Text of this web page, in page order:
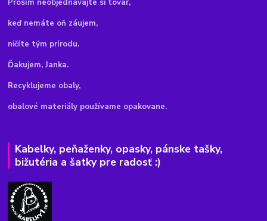
Prosím neobjednávajte si tovar,
keď nemáte oň záujem,
ničíte tým prírodu.
Ďakujem, Janka.
Recyklujeme obaly,
obalové materiály používame opakovane.
Kabelky, peňaženky, opasky, pánske tašky,
bižutéria a šatky pre radosť :)